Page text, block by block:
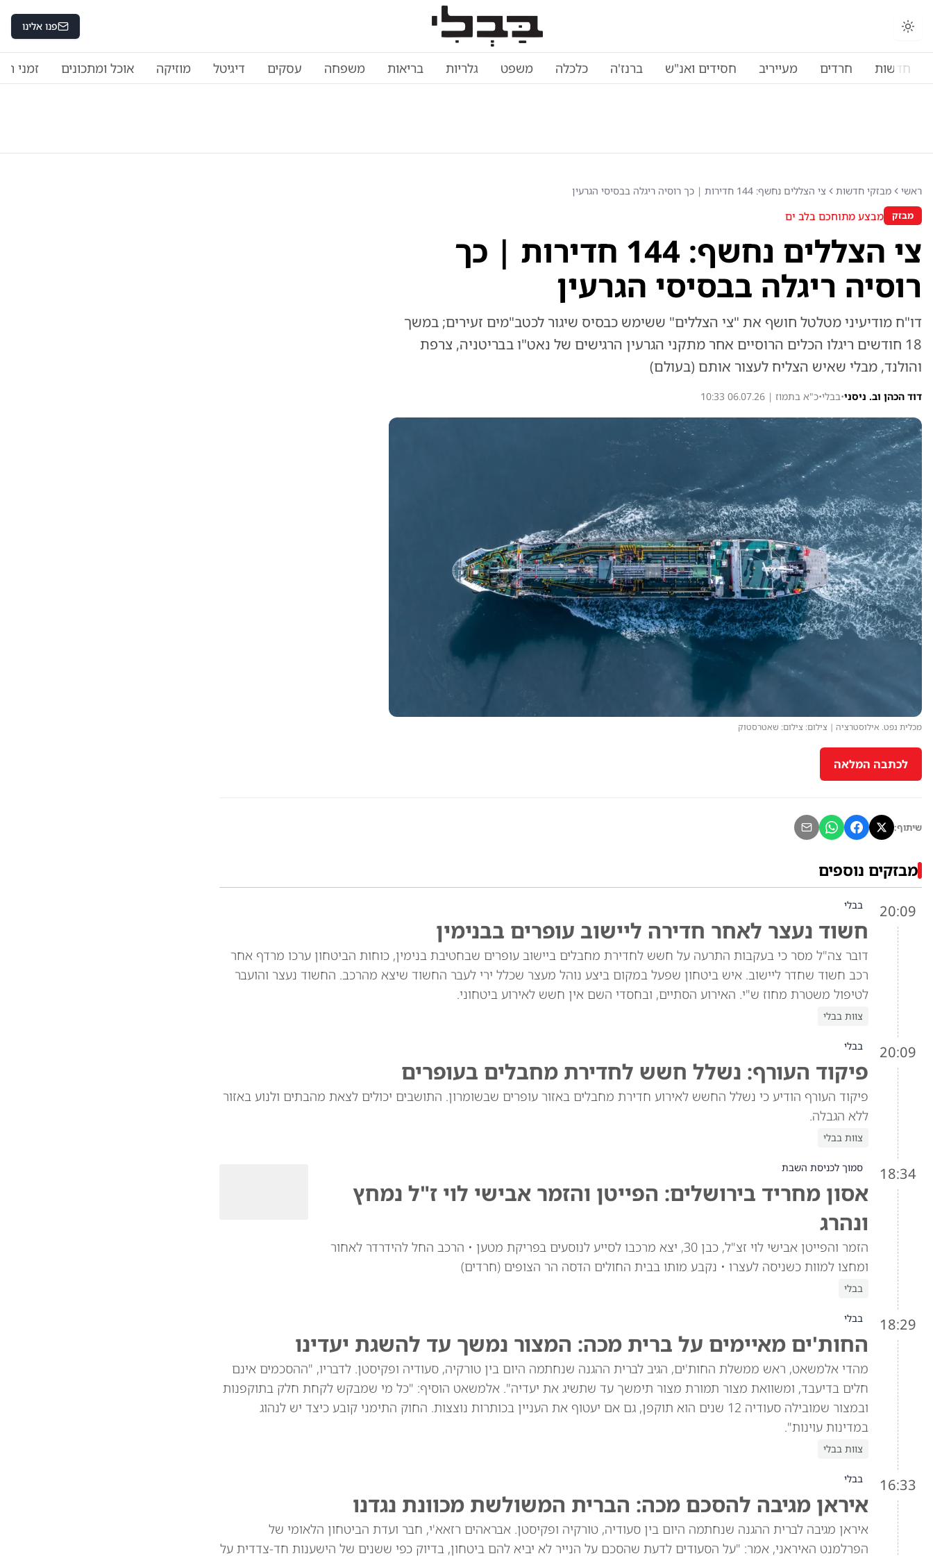
פנו אלינו
חדשות חרדים מעייריב חסידים ואנ"ש ברנז'ה כלכלה משפט גלריות בריאות משפחה עסקים דיגיטל מוזיקה אוכל ומתכונים זמני
ראשי מבזקי חדשות צי הצללים נחשף: 144 חדירות | כך רוסיה ריגלה בבסיסי הגרעין
מבזק מבצע מתוחכם בלב ים
צי הצללים נחשף: 144 חדירות | כך
רוסיה ריגלה בבסיסי הגרעין
דו"ח מודיעיני מטלטל חושף את "צי הצללים" ששימש כבסיס שיגור לכטב"מים זעירים; במשך
18 חודשים ריגלו הכלים הרוסיים אחר מתקני הגרעין הרגישים של נאט"ו בבריטניה, צרפת
והולנד, מבלי שאיש הצליח לעצור אותם (בעולם)
דוד הכהן וב. ניסני•בבלי•כ"א בתמוז | 06.07.26 10:33
מכלית נפט. אילוסטרציה | צילום: צילום: שאטרסטוק
לכתבה המלאה
שיתוף:
מבזקים נוספים
20:09 בבלי
חשוד נעצר לאחר חדירה ליישוב עופרים בבנימין
דובר צה"ל מסר כי בעקבות התרעה על חשש לחדירת מחבלים ביישוב עופרים שבחטיבת בנימין, כוחות הביטחון ערכו מרדף אחר
רכב חשוד שחדר ליישוב. איש ביטחון שפעל במקום ביצע נוהל מעצר שכלל ירי לעבר החשוד שיצא מהרכב. החשוד נעצר והועבר
לטיפול משטרת מחוז ש"י. האירוע הסתיים, ובחסדי השם אין חשש לאירוע ביטחוני.
צוות בבלי
20:09 בבלי
פיקוד העורף: נשלל חשש לחדירת מחבלים בעופרים
פיקוד העורף הודיע כי נשלל החשש לאירוע חדירת מחבלים באזור עופרים שבשומרון. התושבים יכולים לצאת מהבתים ולנוע באזור
ללא הגבלה.
צוות בבלי
18:34 סמוך לכניסת השבת
אסון מחריד בירושלים: הפייטן והזמר אבישי לוי ז"ל נמחץ
ונהרג
הזמר והפייטן אבישי לוי זצ"ל, כבן 30, יצא מרכבו לסייע לנוסעים בפריקת מטען • הרכב החל להידרדר לאחור
ומחצו למוות כשניסה לעצרו • נקבע מותו בבית החולים הדסה הר הצופים (חרדים)
בבלי
18:29 בבלי
החות'ים מאיימים על ברית מכה: המצור נמשך עד להשגת יעדינו
מהדי אלמשאט, ראש ממשלת החות'ים, הגיב לברית ההגנה שנחתמה היום בין טורקיה, סעודיה ופקיסטן. לדבריו, "ההסכמים אינם
חלים בדיעבד, ומשוואת מצור תמורת מצור תימשך עד שתשיג את יעדיה". אלמשאט הוסיף: "כל מי שמבקש לקחת חלק בתוקפנות
ובמצור שמובילה סעודיה 12 שנים הוא תוקפן, גם אם יעטוף את העניין בכותרות נוצצות. החוק התימני קובע כיצד יש לנהוג
במדינות עוינות".
צוות בבלי
16:33 בבלי
איראן מגיבה להסכם מכה: הברית המשולשת מכוונת נגדנו
איראן מגיבה לברית ההגנה שנחתמה היום בין סעודיה, טורקיה ופקיסטן. אבראהים רזאא'י, חבר ועדת הביטחון הלאומי של
הפרלמנט האיראני, אמר: "על הסעודים לדעת שהסכם על הנייר לא יביא להם ביטחון, בדיוק כפי ששנים של הישענות חד-צדדית על